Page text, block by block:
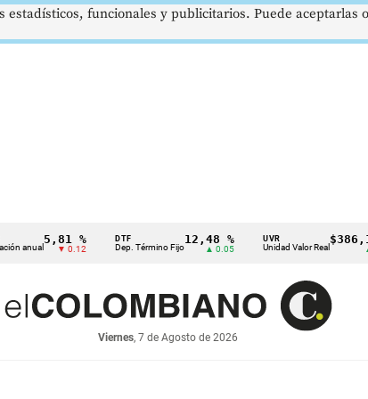
5,81 %
▼ 0.12
DTF
Dep. Término Fijo
12,48 %
▲ 0.05
UVR
Unidad Valor Real
$386,1273
Viernes, 7 de Agosto de 2026
funcionales y publicitarios. Puede aceptarlas